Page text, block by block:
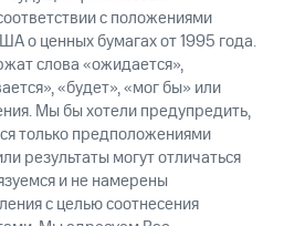
с положениями
о ценных бумагах от 1995 года.
слова «ожидается»,
«будет», «мог бы» или
Мы бы хотели предупредить,
только предположениями
результаты могут отличаться
и не намерены
с целью соотнесения